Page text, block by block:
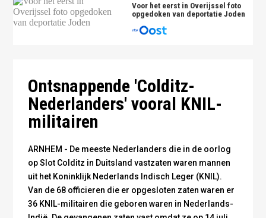
Voor het eerst in Overijssel foto
opgedoken van deportatie Joden
Ontsnappende 'Colditz-
Nederlanders' vooral KNIL-
militairen
ARNHEM - De meeste Nederlanders die in de oorlog
op Slot Colditz in Duitsland vastzaten waren mannen
uit het Koninklijk Nederlands Indisch Leger (KNIL).
Van de 68 officieren die er opgesloten zaten waren er
36 KNIL-militairen die geboren waren in Nederlands-